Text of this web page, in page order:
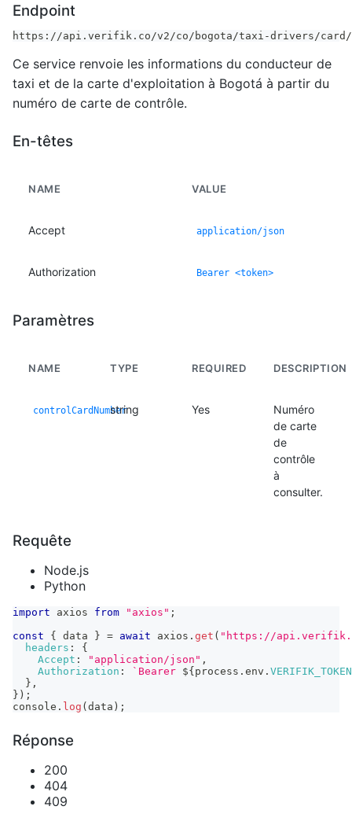
Endpoint
https://api.verifik.co/v2/co/bogota/taxi-drivers/card/
Ce service renvoie les informations du conducteur de
taxi et de la carte d'exploitation à Bogotá à partir du
numéro de carte de contrôle.
En-têtes
NAME VALUE
Accept application/json
Authorization Bearer <token>
Paramètres
NAME TYPE REQUIRED DESCRIPTION
controlCardNumber
string Yes
Numéro
de carte
de
contrôle
à
consulter.
Requête
Node.js
Python
import axios from "axios" ;
const
{ data } = await axios . get ( "https://
headers :
{
Accept : "application/json" ,
Authorization : ` Bearer ${ process . env . VERIFIK_TOKEN
} ,
} ) ;
console . log ( data ) ;
Réponse
200
404
409